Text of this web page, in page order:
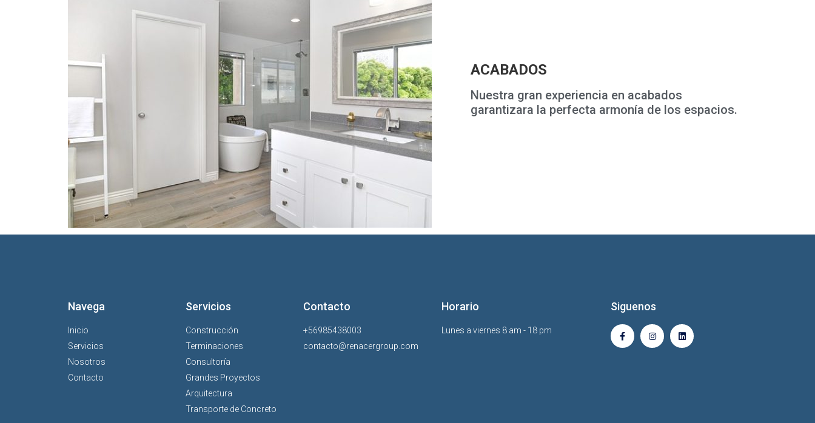
ACABADOS
Nuestra gran experiencia en acabados
garantizara la perfecta armonía de los espacios.
Navega
Inicio
Servicios
Nosotros
Contacto
Servicios
Construcción
Terminaciones
Consultoría
Grandes Proyectos
Arquitectura
Transporte de Concreto
Contacto
+56985438003
contacto@renacergroup.com
Horario
Lunes a viernes 8 am - 18 pm
Siguenos